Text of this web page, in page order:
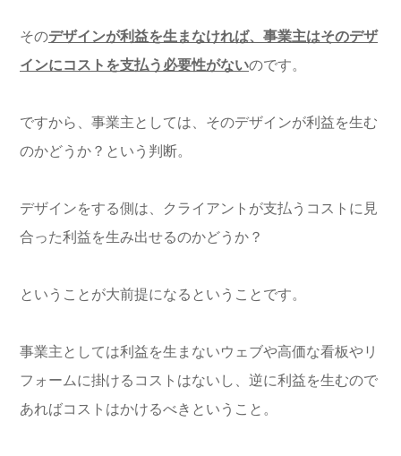
そのデザインが利益を生まなければ、事業主はそのデザ
インにコストを支払う必要性がないのです。
ですから、事業主としては、そのデザインが利益を生む
のかどうか？という判断。
デザインをする側は、クライアントが支払うコストに見
合った利益を生み出せるのかどうか？
ということが大前提になるということです。
事業主としては利益を生まないウェブや高価な看板やリ
フォームに掛けるコストはないし、逆に利益を生むので
あればコストはかけるべきということ。